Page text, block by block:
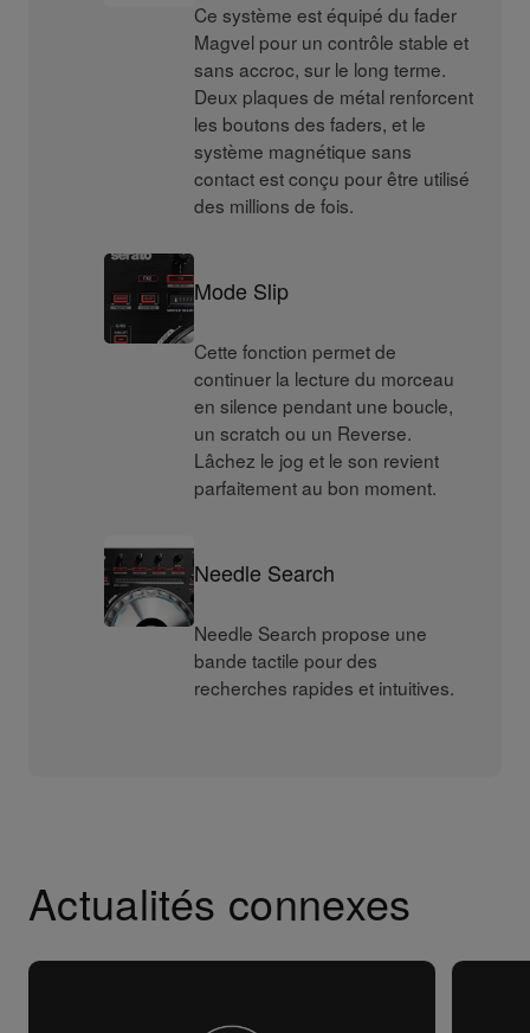
Ce système est équipé du fader
Magvel pour un contrôle stable et
sans accroc, sur le long terme.
Deux plaques de métal renforcent
les boutons des faders, et le
système magnétique sans
contact est conçu pour être utilisé
des millions de fois.
Mode Slip
Cette fonction permet de
continuer la lecture du morceau
en silence pendant une boucle,
un scratch ou un Reverse.
Lâchez le jog et le son revient
parfaitement au bon moment.
Needle Search
Needle Search propose une
bande tactile pour des
recherches rapides et intuitives.
Actualités connexes